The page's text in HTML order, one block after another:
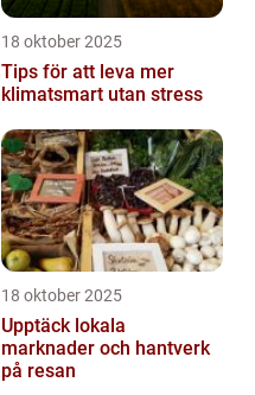
18 oktober 2025
Tips för att leva mer
klimatsmart utan stress
18 oktober 2025
Upptäck lokala
marknader och hantverk
på resan